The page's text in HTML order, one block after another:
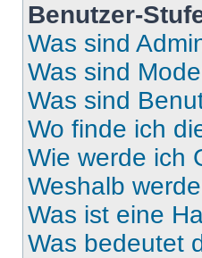
Benutzer-
Was sind
Was sind
Was sind
Wo finde ich
Wie werde ich
Weshalb
Was ist eine
Was bedeutet